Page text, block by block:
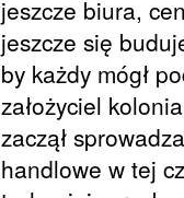
jeszcze biura,
jeszcze się
by każdy mógł
założyciel
zaczął
handlowe w tej